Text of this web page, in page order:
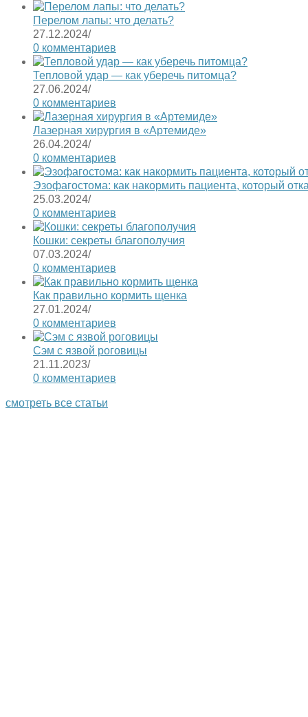
Перелом лапы: что делать?
27.12.2024/
0 комментариев
Тепловой удар — как уберечь питомца?
27.06.2024/
0 комментариев
Лазерная хирургия в «Артемиде»
26.04.2024/
0 комментариев
Эзофагостома: как накормить пациента, который
25.03.2024/
0 комментариев
Кошки: секреты благополучия
07.03.2024/
0 комментариев
Как правильно кормить щенка
27.01.2024/
0 комментариев
Сэм с язвой роговицы
21.11.2023/
0 комментариев
смотреть все статьи